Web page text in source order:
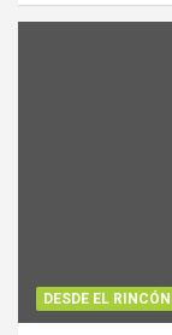
DESDE EL